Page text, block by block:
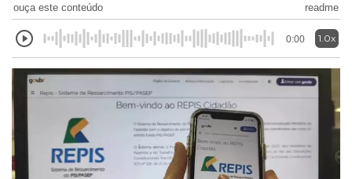
ouça este conteúdo readme
0:00 1.0x